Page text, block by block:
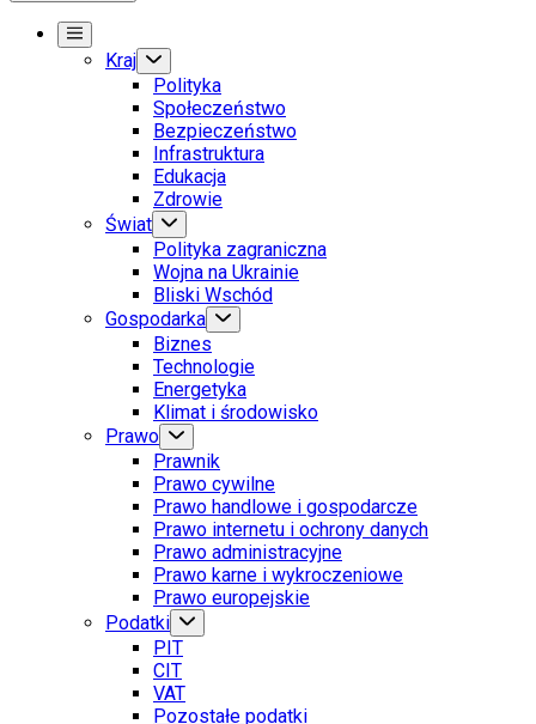
Kraj
Polityka
Społeczeństwo
Bezpieczeństwo
Infrastruktura
Edukacja
Zdrowie
Świat
Polityka zagraniczna
Wojna na Ukrainie
Bliski Wschód
Gospodarka
Biznes
Technologie
Energetyka
Klimat i środowisko
Prawo
Prawnik
Prawo cywilne
Prawo handlowe i gospodarcze
Prawo internetu i ochrony danych
Prawo administracyjne
Prawo karne i wykroczeniowe
Prawo europejskie
Podatki
PIT
CIT
VAT
Pozostałe podatki